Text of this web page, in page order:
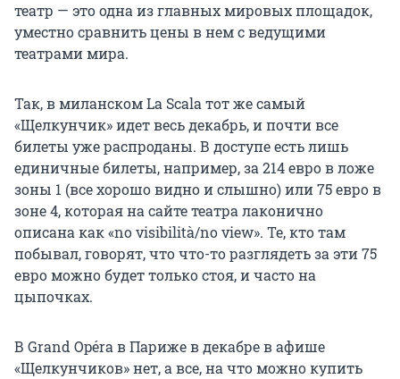
театр — это одна из главных мировых площадок,
уместно сравнить цены в нем с ведущими
театрами мира.
Так, в миланском La Scala тот же самый
«Щелкунчик» идет весь декабрь, и почти все
билеты уже распроданы. В доступе есть лишь
единичные билеты, например, за 214 евро в ложе
зоны 1 (все хорошо видно и слышно) или 75 евро в
зоне 4, которая на сайте театра лаконично
описана как «no visibilità/no view». Те, кто там
побывал, говорят, что что-то разглядеть за эти 75
евро можно будет только стоя, и часто на
цыпочках.
В Grand Opéra в Париже в декабре в афише
«Щелкунчиков» нет, а все, на что можно купить